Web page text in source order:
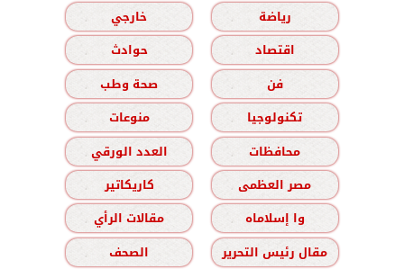
رياضة
خارجي
اقتصاد
حوادث
فن
صحة وطب
تكنولوجيا
منوعات
محافظات
العدد الورقي
مصر العظمى
كاريكاتير
وا إسلاماه
مقالات الرأي
مقال رئيس التحرير
الصحف